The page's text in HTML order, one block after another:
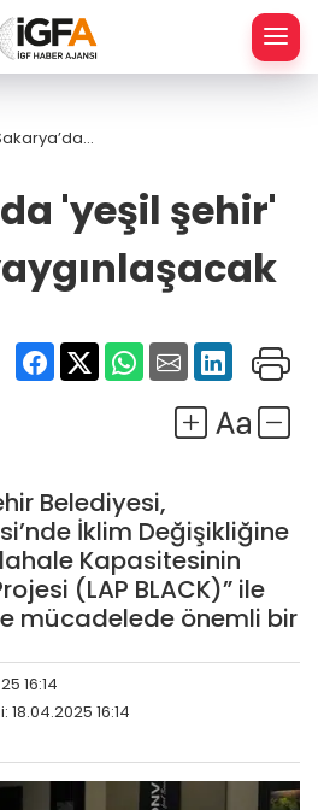
'yeşil şehir'
Belediyesi,
İklim Değişikliğine
Kapasitesinin
(LAP BLACK)” ile
mücadelede önemli bir
16:14
16:14